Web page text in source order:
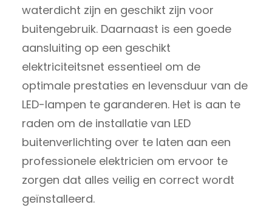
waterdicht zijn en geschikt zijn voor
buitengebruik. Daarnaast is een goede
aansluiting op een geschikt
elektriciteitsnet essentieel om de
optimale prestaties en levensduur van de
LED-lampen te garanderen. Het is aan te
raden om de installatie van LED
buitenverlichting over te laten aan een
professionele elektricien om ervoor te
zorgen dat alles veilig en correct wordt
geïnstalleerd.